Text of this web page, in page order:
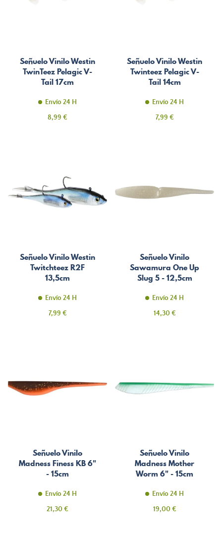
Señuelo Vinilo Westin
TwinTeez Pelagic V-
Tail 17cm
Envío 24 H
Precio
8,99 €
Señuelo Vinilo Westin
Twinteez Pelagic V-
Tail 14cm
Envío 24 H
Precio
7,99 €
Señuelo Vinilo Westin
Twitchteez R2F
13,5cm
Envío 24 H
Precio
7,99 €
Señuelo Vinilo
Sawamura One Up
Slug 5 - 12,5cm
Envío 24 H
Precio
14,30 €
Señuelo Vinilo
Madness Finess KB 6"
- 15cm
Envío 24 H
Precio
21,30 €
Señuelo Vinilo
Madness Mother
Worm 6" - 15cm
Envío 24 H
Precio
19,00 €